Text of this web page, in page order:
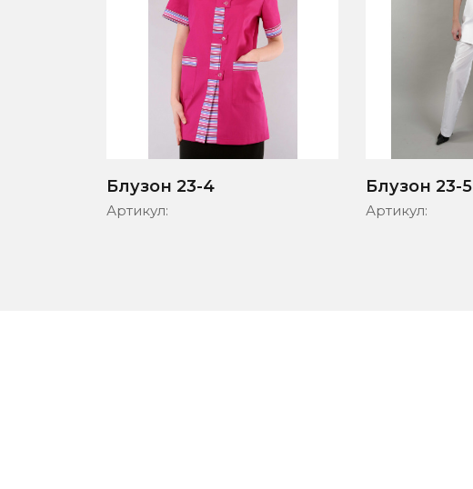
Блузон 23-4
Артикул:
Блузон 23-5
Артикул: